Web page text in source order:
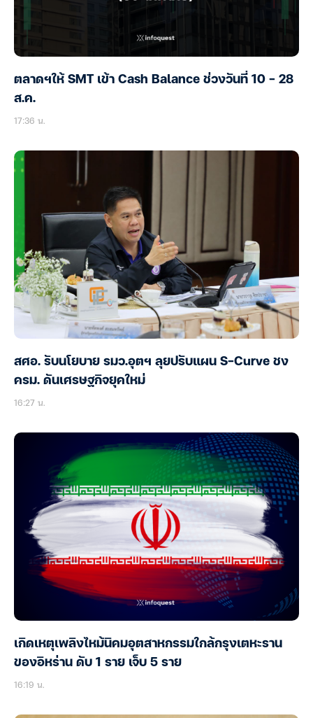
ตลาดฯให้ SMT เข้า Cash Balance ช่วงวันที่ 10 – 28
ส.ค.
17:36 น.
สศอ. รับนโยบาย รมว.อุตฯ ลุยปรับแผน S-Curve ชง
ครม. ดันเศรษฐกิจยุคใหม่
16:27 น.
เกิดเหตุเพลิงไหม้นิคมอุตสาหกรรมใกล้กรุงเตหะราน
ของอิหร่าน ดับ 1 ราย เจ็บ 5 ราย
16:19 น.